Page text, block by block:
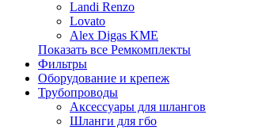
Landi Renzo
Lovato
Alex Digas KME
Показать все Ремкомплекты
Фильтры
Оборудование и крепеж
Трубопроводы
Аксессуары для шлангов
Шланги для гбо